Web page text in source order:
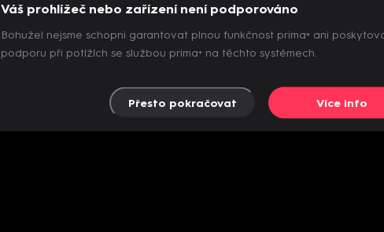
Váš prohlížeč nebo zařízení není podporováno
Bohužel nejsme schopni garantovat plnou funkčnost prima+ ani
podporu při potížích se službou prima+ na těchto systémech.
Přesto pokračovat Více info